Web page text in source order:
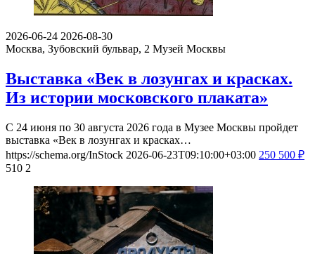
2026-06-24 2026-08-30
Москва, Зубовский бульвар, 2 Музей Москвы
Выставка «Век в лозунгах и красках.
Из истории московского плаката»
С 24 июня по 30 августа 2026 года в Музее Москвы пройдет
выставка «Век в лозунгах и красках…
https://schema.org/InStock 2026-06-23T09:10:00+03:00 250 500 ₽
510 2